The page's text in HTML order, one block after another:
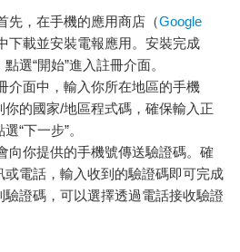
先，在手機的應用商店（Google
下載並安裝電報應用。安裝完成
選“開始”進入註冊介面。
介面中，輸入你所在地區的手機
的國家/地區程式碼，確保輸入正
“下一步”。
向你提供的手機號傳送驗證碼。確
或電話，輸入收到的驗證碼即可完成
驗證碼，可以選擇透過電話接收驗證